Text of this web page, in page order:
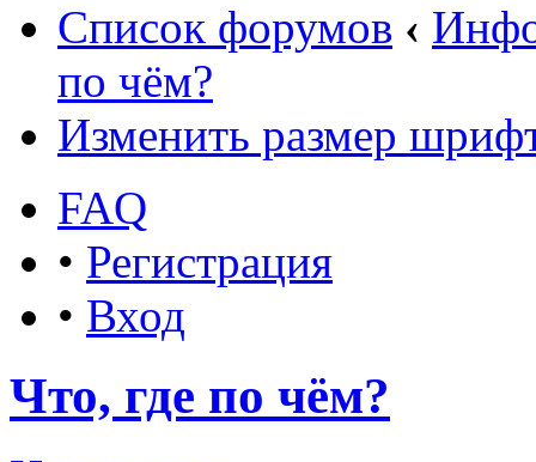
Список форумов ‹
по чём?
Изменить размер
FAQ
• Регистрация
• Вход
Что, где по чём?